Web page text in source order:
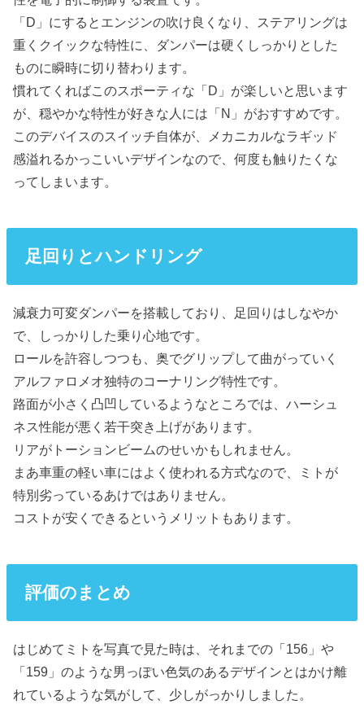
「D」にするとエンジンの吹け良くなり、ステアリングは
重くクイックな特性に、ダンパーは硬くしっかりとした
ものに瞬時に切り替わります。
慣れてくればこのスポーティな「D」が楽しいと思います
が、穏やかな特性が好きな人には「N」がおすすめです。
このデバイスのスイッチ自体が、メカニカルなラギッド
感溢れるかっこいいデザインなので、何度も触りたくな
ってしまいます。
足回りとハンドリング
減衰力可変ダンパーを搭載しており、足回りはしなやか
で、しっかりした乗り心地です。
ロールを許容しつつも、奥でグリップして曲がっていく
アルファロメオ独特のコーナリング特性です。
路面が小さく凸凹しているようなところでは、ハーシュ
ネス性能が悪く若干突き上げがあります。
リアがトーションビームのせいかもしれません。
まあ車重の軽い車にはよく使われる方式なので、ミトが
特別劣っているあけではありません。
コストが安くできるというメリットもあります。
評価のまとめ
はじめてミトを写真で見た時は、それまでの「156」や
「159」のような男っぽい色気のあるデザインとはかけ離
れているような気がして、少しがっかりしました。